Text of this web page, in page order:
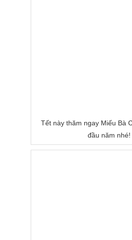
Tết này thăm ngay Miếu Bà
đầu năm nhé!